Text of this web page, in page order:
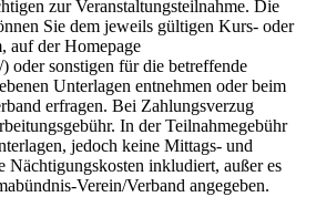
zur Veranstaltungsteilnahme. Die
Sie dem jeweils gültigen Kurs- oder
auf der Homepage
oder sonstigen für die betreffende
Unterlagen entnehmen oder beim
erfragen. Bei Zahlungsverzug
In der Teilnahmegebühr
jedoch keine Mittags- und
Nächtigungskosten inkludiert, außer es
Verein/Verband angegeben.